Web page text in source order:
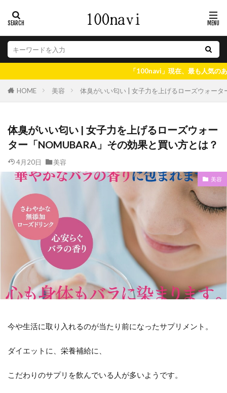
「100navi」現在、最も人気のある情報はコチ
HOME 美容 体臭がいい匂い | 女子力を上げるローズウォー
体臭がいい匂い | 女子力を上げるローズウォー
ター「NOMUBARA」その効果と買い方とは？
4月20日 美容
美容
今や生活に取り入れるのが当たり前になったサプリメント。
ダイエットに、栄養補給に、
こだわりのサプリを飲んでいる人が多いようです。